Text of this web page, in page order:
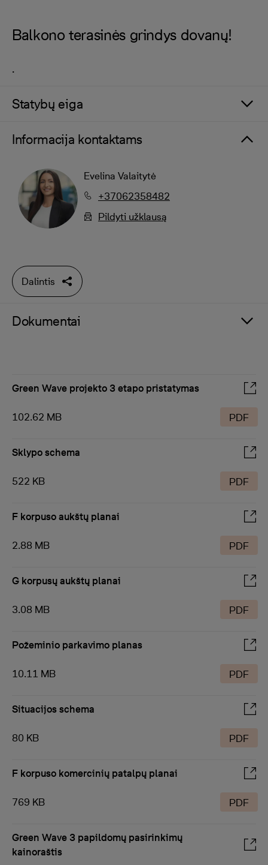
Balkono terasinės grindys dovanų!
.
Statybų eiga
Informacija kontaktams
Evelina Valaitytė
+37062358482
Pildyti užklausą
Dalintis
Dokumentai
Green Wave projekto 3 etapo pristatymas
102.62 MB PDF
Sklypo schema
522 KB PDF
F korpuso aukštų planai
2.88 MB PDF
G korpusų aukštų planai
3.08 MB PDF
Požeminio parkavimo planas
10.11 MB PDF
Situacijos schema
80 KB PDF
F korpuso komercinių patalpų planai
769 KB PDF
Green Wave 3 papildomų pasirinkimų
kainoraštis